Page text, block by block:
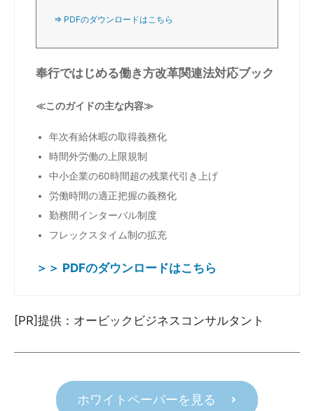
⇒ PDFのダウンロードはこちら
奉行ではじめる働き方改革関連法対応ブック
≪このガイドの主な内容≫
年次有給休暇の取得義務化
時間外労働の上限規制
中小企業の60時間超の残業代引き上げ
労働時間の適正把握の義務化
勤務間インターバル制度
フレックスタイム制の拡充
＞＞ PDFのダウンロードはこちら
[PR]提供：オービックビジネスコンサルタント
ホワイトペーパーを見る